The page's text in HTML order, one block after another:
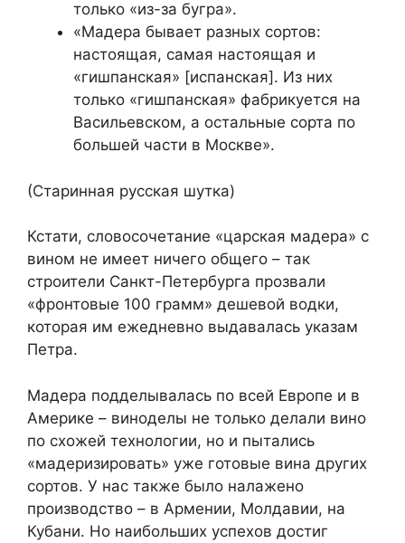
только «из-за бугра».
«Мадера бывает разных сортов:
настоящая, самая настоящая и
«гишпанская» [испанская]. Из них
только «гишпанская» фабрикуется на
Васильевском, а остальные сорта по
большей части в Москве».
(Старинная русская шутка)
Кстати, словосочетание «царская мадера» с
вином не имеет ничего общего – так
строители Санкт-Петербурга прозвали
«фронтовые 100 грамм» дешевой водки,
которая им ежедневно выдавалась указам
Петра.
Мадера подделывалась по всей Европе и в
Америке – виноделы не только делали вино
по схожей технологии, но и пытались
«мадеризировать» уже готовые вина других
сортов. У нас также было налажено
производство – в Армении, Молдавии, на
Кубани. Но наибольших успехов достиг